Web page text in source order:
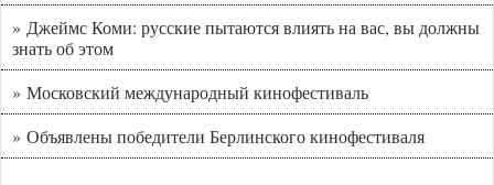
» Джеймс Коми: русские пытаются влиять на вас, вы должны
знать об этом
» Московский международный кинофестиваль
» Объявлены победители Берлинского кинофестиваля